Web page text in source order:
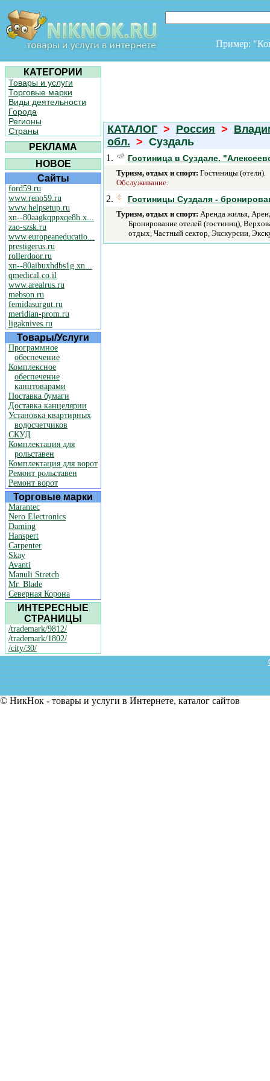
Пример:
КАТЕГОРИИ
Товары и услуги
Торговые марки
Виды деятельности
Города
Регионы
Страны
РЕКЛАМА
НОВОЕ
Сайты
ford59.ru
www.reno59.ru
www.helpsetup.ru
xn--80aagkqppxqe8h.x...
zao-szsk.ru
www.europeaneducatio...
prestigerus.ru
rollerdoor.ru
xn--80aibuxhdbs1g.xn...
qmedical.co.il
www.arealrus.ru
mebson.ru
femidasurgut.ru
meridian-prom.ru
ligaknives.ru
Товары/Услуги
Программное
обеспечение
Комплексное
обеспечение
канцтоварами
Поставка бумаги
Доставка канцелярии
Установка квартирных
водосчетчиков
СКУД
Комплектация для
рольставен
Комплектация для ворот
Ремонт рольставен
Ремонт ворот
Торговые марки
Marantec
Nero Electronics
Daming
Hanspert
Carpenter
Skay
Avanti
Manuli Stretch
Mr. Blade
Северная Корона
ИНТЕРЕСНЫЕ
СТРАНИЦЫ
/trademark/9812/
/trademark/1802/
/city/30/
КАТАЛОГ > Россия >
обл. > Суздаль
1. Гостиница в Суздале.
Туризм, отдых и спорт: Гостиницы (отели).
Обслуживание.
2. Гостиницы Суздаля -
Туризм, отдых и спорт: Аренда жилья,
Бронирование отелей (гостиниц),
отдых, Частный сектор, Экскурсии,
© НикНок - товары и услуги в Интернете, каталог сайтов